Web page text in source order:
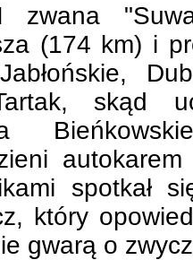
zwana
(174 km) i
skąd
spotkał
który
gwarą o